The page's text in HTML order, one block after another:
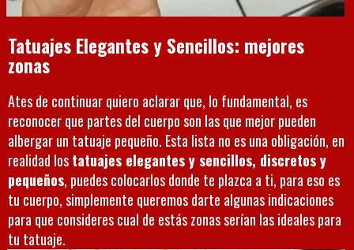
Tatuajes Elegantes y Sencillos: mejores
zonas
Ates de continuar quiero aclarar que, lo fundamental, es
reconocer que partes del cuerpo son las que mejor pueden
albergar un tatuaje pequeño. Esta lista no es una obligación, en
realidad lostatuajes elegantes y sencillos, discretos y
pequeños, puedes colocarlos donde te plazca a ti, para eso es
tu cuerpo, simplemente queremos darte algunas indicaciones
para que consideres cual de estás zonas serían las ideales para
tu tatuaje.